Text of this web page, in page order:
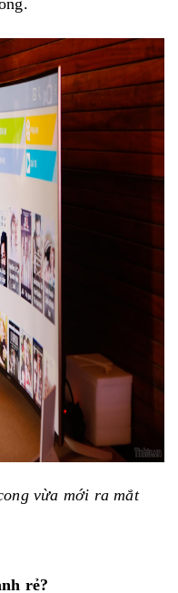
vừa mới ra mắt
rẻ?